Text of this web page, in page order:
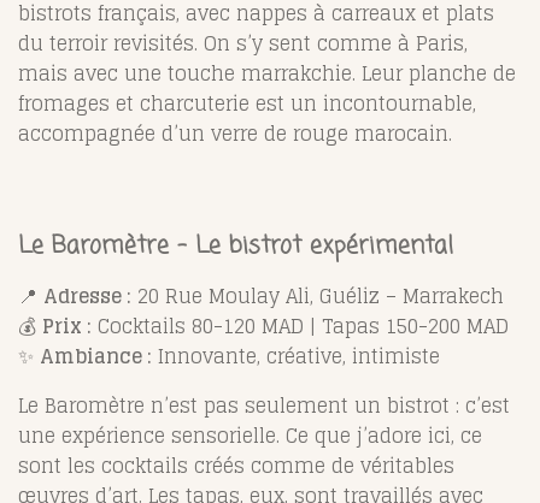
bistrots français, avec nappes à carreaux et plats
du terroir revisités. On s’y sent comme à Paris,
mais avec une touche marrakchie. Leur planche de
fromages et charcuterie est un incontournable,
accompagnée d’un verre de rouge marocain.
Le Baromètre – Le bistrot expérimental
📍 Adresse : 20 Rue Moulay Ali, Guéliz – Marrakech
💰 Prix : Cocktails 80-120 MAD | Tapas 150-200 MAD
✨ Ambiance : Innovante, créative, intimiste
Le Baromètre n’est pas seulement un bistrot : c’est
une expérience sensorielle. Ce que j’adore ici, ce
sont les cocktails créés comme de véritables
œuvres d’art. Les tapas, eux, sont travaillés avec